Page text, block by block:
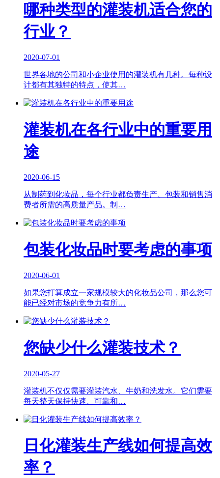
哪种类型的灌装机适合您的
行业？
2020-07-01
世界各地的公司和小企业使用的灌装机有几种。每种设
计都有其独特的特点，使其…
灌装机在各行业中的重要用
途
2020-06-15
从制药到化妆品，每个行业都负责生产、包装和销售消
费者所需的高质量产品。制…
包装化妆品时要考虑的事项
2020-06-01
如果您打算成立一家规模较大的化妆品公司，那么您可
能已经对市场的竞争力有所…
您缺少什么灌装技术？
2020-05-27
灌装机不仅仅需要灌装汽水、牛奶和洗发水。它们需要
每天整天保持快速、可靠和…
日化灌装生产线如何提高效
率？